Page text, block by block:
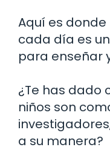
Aquí es
cada día es
para enseñar
¿Te has dado
niños son
a su manera?